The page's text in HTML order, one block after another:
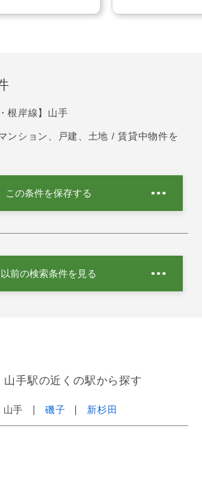
根岸線】山手
ンション、戸建、土地 / 賃貸中物件を
この条件を保存する
以前の検索条件を見る
手駅の近くの駅から探す
山手 磯子 新杉田